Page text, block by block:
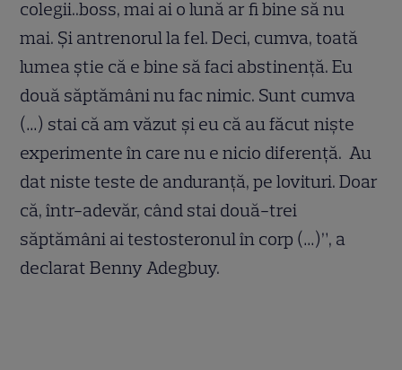
colegii..boss, mai ai o lună ar fi bine să nu
mai. Și antrenorul la fel. Deci, cumva, toată
lumea știe că e bine să faci abstinență. Eu
două săptămâni nu fac nimic. Sunt cumva
(…) stai că am văzut și eu că au făcut niște
experimente în care nu e nicio diferență. Au
dat niste teste de anduranță, pe lovituri. Doar
că, într-adevăr, când stai două-trei
săptămâni ai testosteronul în corp (…)”, a
declarat Benny Adegbuy.